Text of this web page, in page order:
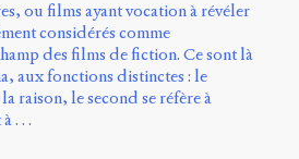
ou films ayant vocation à révéler
considérés comme
des films de fiction. Ce sont là
aux fonctions distinctes : le
raison, le second se réfère à
à …